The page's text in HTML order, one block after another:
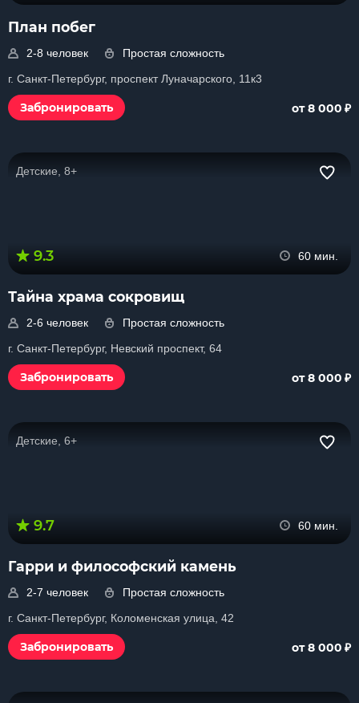
План побег
2-8 человек
Простая сложность
г. Санкт-Петербург, проспект Луначарского, 11к3
Забронировать от 8 000 ₽
Детские, 8+
9.3 60 мин.
Тайна храма сокровищ
2-6 человек
Простая сложность
г. Санкт-Петербург, Невский проспект, 64
Забронировать от 8 000 ₽
Детские, 6+
9.7 60 мин.
Гарри и философский камень
2-7 человек
Простая сложность
г. Санкт-Петербург, Коломенская улица, 42
Забронировать от 8 000 ₽